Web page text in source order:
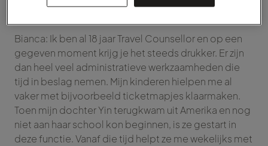
Bianca: Ik ben al 18 jaar Travel Counsellor en op een
gegeven moment krijg je het steeds drukker. Er zijn
dan heel veel administratieve werkzaamheden die
tijd in beslag nemen. Mijn kinderen hielpen me al
vaker met bijvoorbeeld ticketmapjes klaarmaken.
Toen mijn dochter Yin terugkwam uit Amerika en nog
niet aan haar school kon beginnen, is ze gestart in
deze functie. Vanaf die tijd helpt ze me wekelijks met